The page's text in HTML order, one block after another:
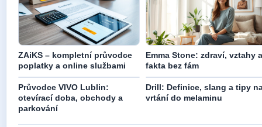
ZAiKS – kompletní průvodce
poplatky a online službami
Emma Stone: zdraví, vztahy a
fakta bez fám
Průvodce VIVO Lublin:
otevírací doba, obchody a
parkování
Drill: Definice, slang a tipy
vrtání do melaminu